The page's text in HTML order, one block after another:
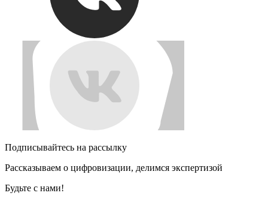
Подписывайтесь на рассылку
Рассказываем о цифровизации, делимся экспертизой
Будьте с нами!